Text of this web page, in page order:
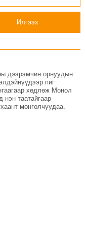
Илгээх
дээрэмчин орнуудын
пиг
хөдлөж Монол
таатайгаар
монголчуудаа.